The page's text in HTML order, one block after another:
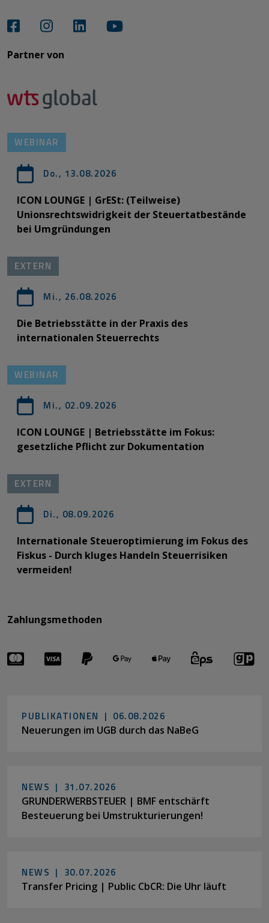
Partner von​​​​​​
WEBINAR
Do., 13.08.2026
ICON LOUNGE | GrESt: (Teilweise)
Unionsrechtswidrigkeit der Steuertatbestände
bei Umgründungen
EXTERN
Mi., 26.08.2026
Die Betriebsstätte in der Praxis des
internationalen Steuerrechts
WEBINAR
Mi., 02.09.2026
ICON LOUNGE | Betriebsstätte im Fokus:
gesetzliche Pflicht zur Dokumentation
EXTERN
Di., 08.09.2026
Internationale Steueroptimierung im Fokus des
Fiskus - Durch kluges Handeln Steuerrisiken
vermeiden!
Zahlungsmethoden
PUBLIKATIONEN | 06.08.2026
Neuerungen im UGB durch das NaBeG
NEWS | 31.07.2026
GRUNDERWERBSTEUER | BMF entschärft
Besteuerung bei Umstrukturierungen!
NEWS | 30.07.2026
Transfer Pricing | Public CbCR: Die Uhr läuft